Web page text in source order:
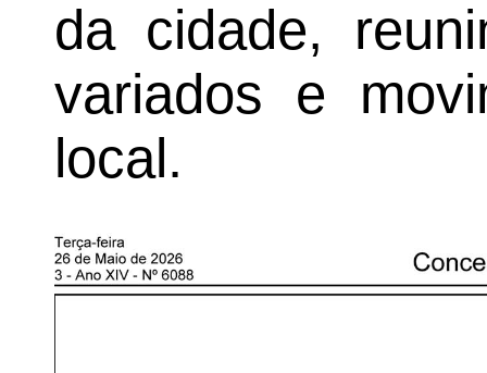
da cidade,
variados e
local.